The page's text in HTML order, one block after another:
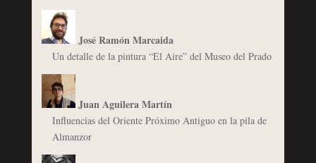
José Ramón Marcaida
Un detalle de la pintura “El Aire” del Museo del Prado
Juan Aguilera Martín
Influencias del Oriente Próximo Antiguo en la pila de
Almanzor